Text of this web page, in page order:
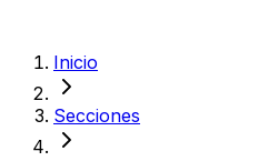
Inicio
Secciones